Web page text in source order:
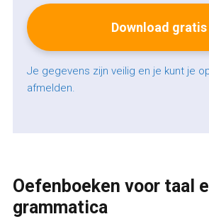
Je gegevens zijn veilig en je kunt je
afmelden.
Oefenboeken voor taal
grammatica